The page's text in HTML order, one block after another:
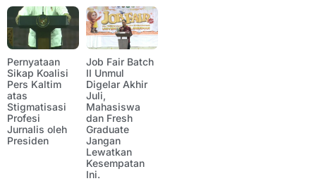
Pernyataan
Sikap Koalisi
Pers Kaltim
atas
Stigmatisasi
Profesi
Jurnalis oleh
Presiden
Job Fair Batch
II Unmul
Digelar Akhir
Juli,
Mahasiswa
dan Fresh
Graduate
Jangan
Lewatkan
Kesempatan
Ini.